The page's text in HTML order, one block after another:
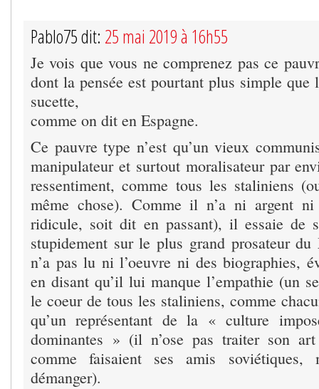
Pablo75 dit: 25 mai 2019 à 16h55
Je vois que vous ne comprenez pas ce
dont la pensée est pourtant plus simple que
sucette,
comme on dit en Espagne.
Ce pauvre type n’est qu’un vieux
manipulateur et surtout moralisateur par
ressentiment, comme tous les staliniens
même chose). Comme il n’a ni argent
ridicule, soit dit en passant), il essaie de
stupidement sur le plus grand prosateur
n’a pas lu ni l’oeuvre ni des biographies,
en disant qu’il lui manque l’empathie (un
le coeur de tous les staliniens, comme
qu’un représentant de la « culture
dominantes » (il n’ose pas traiter son
comme faisaient ses amis
démanger).